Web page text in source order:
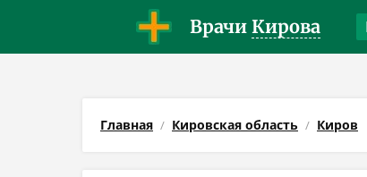
Врачи Кирова
Главная Кировская область Киров